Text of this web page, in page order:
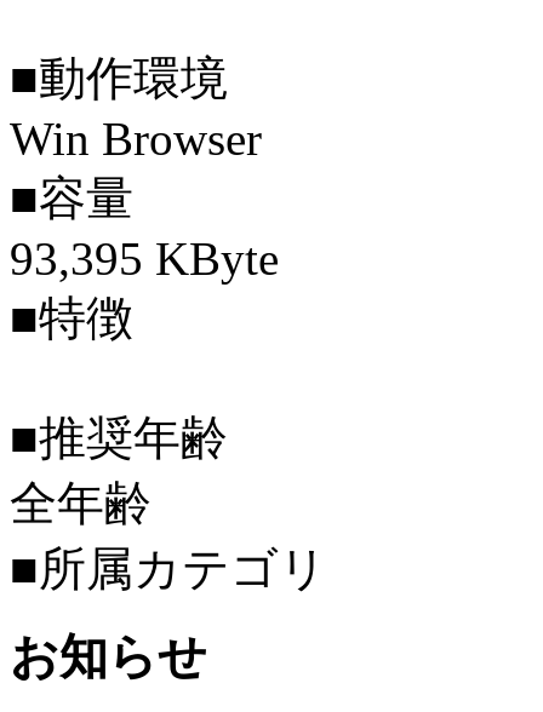
■動作環境
Win Browser
■容量
93,395 KByte
■特徴
■推奨年齢
全年齢
■所属カテゴリ
お知らせ